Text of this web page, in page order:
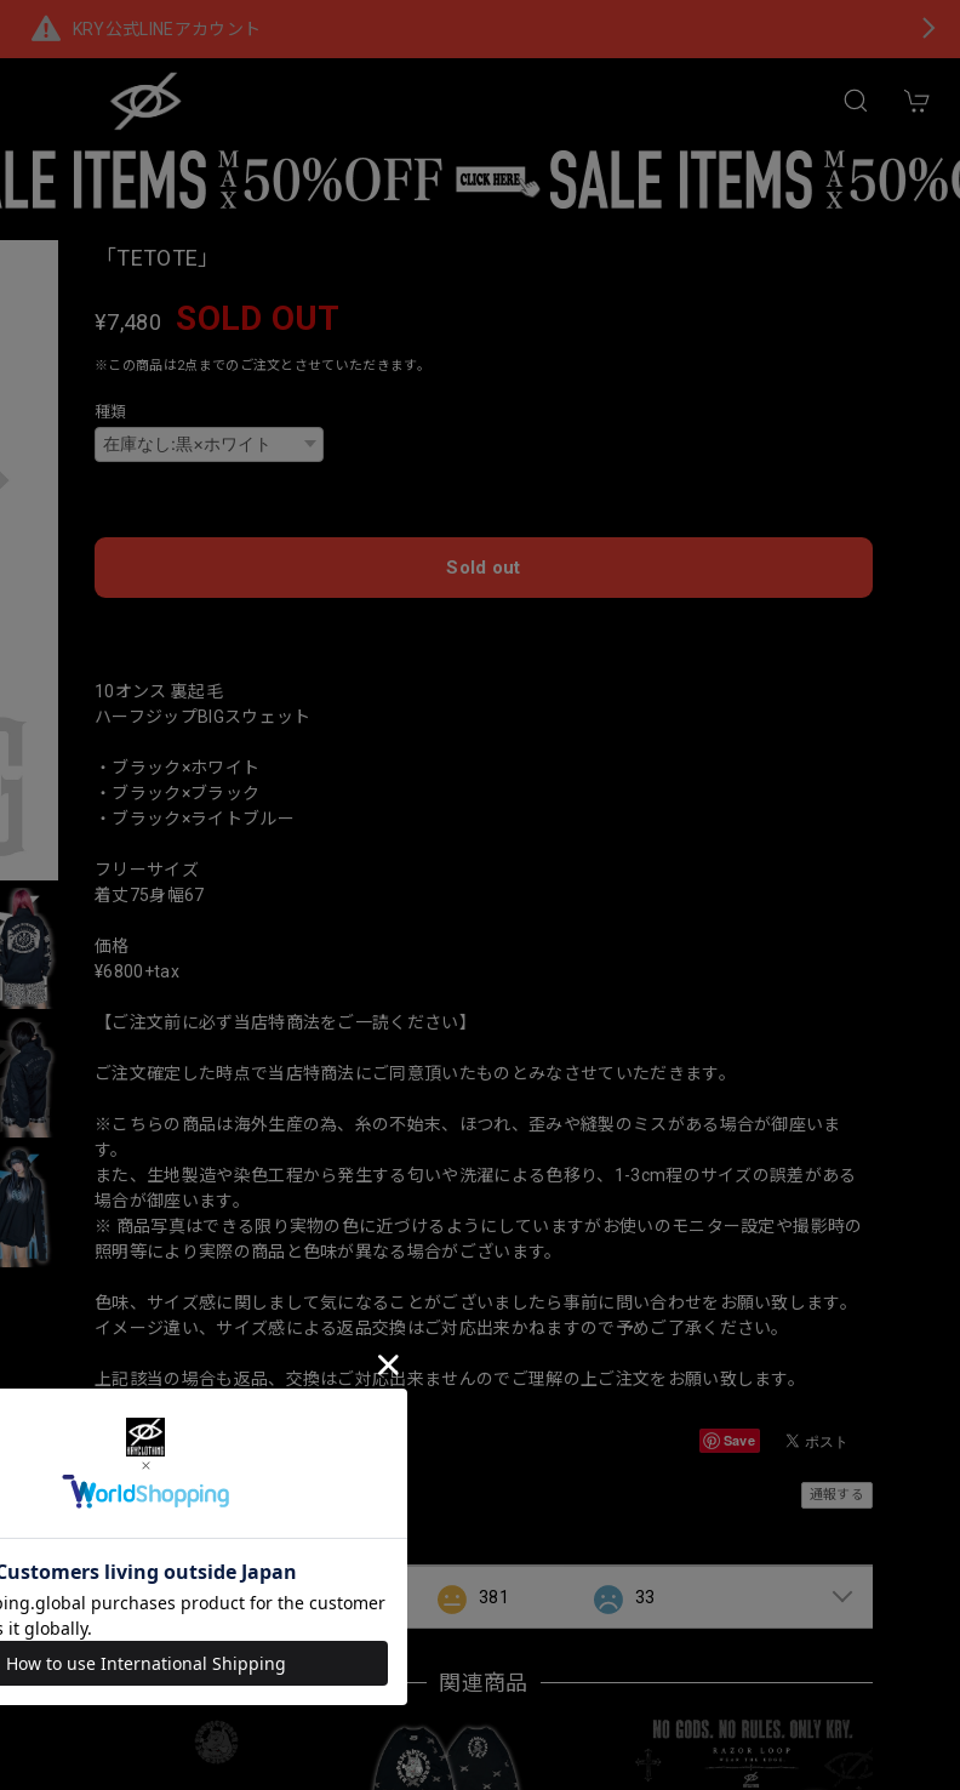
KRY公式LINEアカウント
「TETOTE」
¥7,480 SOLD OUT
※この商品は2点までのご注文とさせていただきます。
種類
Sold out
10オンス 裏起毛
ハーフジップBIGスウェット
・ブラック×ホワイト
・ブラック×ブラック
・ブラック×ライトブルー
フリーサイズ
着丈75身幅67
価格
¥6800+tax
【ご注文前に必ず当店特商法をご一読ください】
ご注文確定した時点で当店特商法にご同意頂いたものとみなさせていただきます。
※こちらの商品は海外生産の為、糸の不始末、ほつれ、歪みや縫製のミスがある場合が御座いま
す。
また、生地製造や染色工程から発生する匂いや洗濯による色移り、1-3cm程のサイズの誤差がある
場合が御座います。
※ 商品写真はできる限り実物の色に近づけるようにしていますがお使いのモニター設定や撮影時の
照明等により実際の商品と色味が異なる場合がございます。
色味、サイズ感に関しまして気になることがございましたら事前に問い合わせをお願い致します。
イメージ違い、サイズ感による返品交換はご対応出来かねますので予めご了承ください。
上記該当の場合も返品、交換はご対応出来ませんのでご理解の上ご注文をお願い致します。
Save
通報する
ショップの評価
すべて 10068 381 33
関連商品